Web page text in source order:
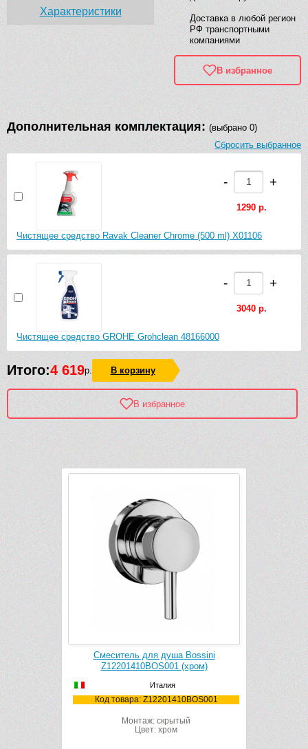
Доставка в любой регион
РФ транспортными
компаниями
В избранное
Характеристики
Дополнительная комплектация: (выбрано 0)
Сбросить выбранное
Чистящее средство Ravak Cleaner Chrome (500 ml) X01106
- +
1290 р.
Чистящее средство GROHE Grohclean 48166000
- +
3040 р.
Итого:4 619р. В корзину
В избранное
Смеситель для душа Bossini
Z12201410BOS001 (хром)
Италия
Код товара: Z12201410BOS001
Монтаж: скрытый
Цвет: хром